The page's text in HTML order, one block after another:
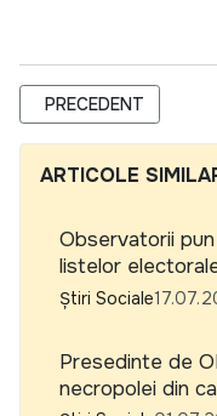
ARTICOL
PRECEDENT
ARTICOLE
Observatorii
listelor
Știri Sociale
Presedinte de
necropolei din